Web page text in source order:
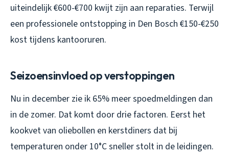
uiteindelijk €600-€700 kwijt zijn aan reparaties. Terwijl
een professionele ontstopping in Den Bosch €150-€250
kost tijdens kantooruren.
Seizoensinvloed op verstoppingen
Nu in december zie ik 65% meer spoedmeldingen dan
in de zomer. Dat komt door drie factoren. Eerst het
kookvet van oliebollen en kerstdiners dat bij
temperaturen onder 10°C sneller stolt in de leidingen.